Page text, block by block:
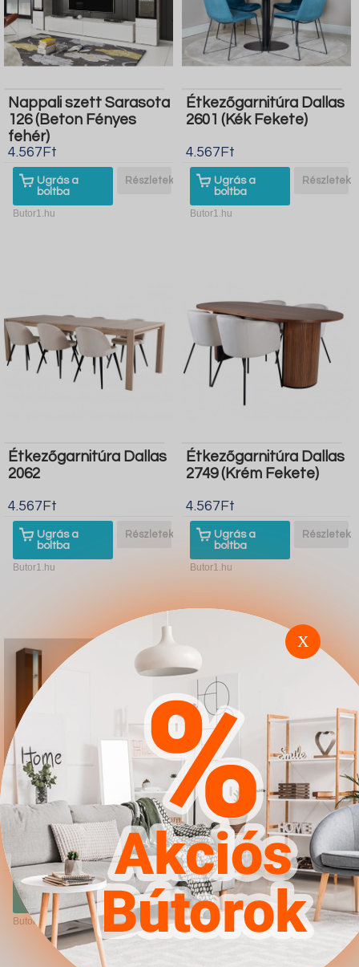
Nappali szett Sarasota
126 (Beton Fényes
fehér)
4.567Ft
Ugrás a
boltba
Részletek
Butor1.hu
Étkezőgarnitúra Dallas
2601 (Kék Fekete)
4.567Ft
Ugrás a
boltba
Részletek
Butor1.hu
Étkezőgarnitúra Dallas
2062
4.567Ft
Ugrás a
boltba
Részletek
Butor1.hu
Étkezőgarnitúra Dallas
2749 (Krém Fekete)
4.567Ft
Ugrás a
boltba
Részletek
Butor1.hu
Nappali szett Charlotte
A111 (Fekete Fényes
fekete)
4.567Ft
Ugrás a
boltba
Részletek
Butor1.hu
Galériaágy Hartford
366 (Fehér Fényes
fehér Türkiz)
4.567Ft
Ugrás a
boltba
Részletek
Butor1.hu
X